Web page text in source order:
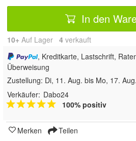
In den
10+ Auf Lager 4 verkauft
, Kreditkarte, Lastschrift,
Überweisung
Zustellung: Di, 11. Aug. bis Mo, 17. Aug.
Verkäufer: Dabo24
100% positiv
Merken Teilen